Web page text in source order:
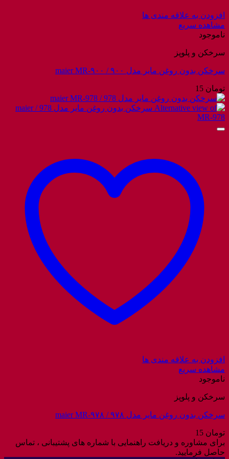
افزودن به علاقه مندی ها
مشاهده سریع
ناموجود
سرخکن و پلوپز
سرخکن بدون روغن مایر مدل ۹۰۰ / maier MR-۹۰۰
تومان
افزودن به علاقه مندی ها
مشاهده سریع
ناموجود
سرخکن و پلوپز
سرخکن بدون روغن مایر مدل ۹۷۸ / maier MR-۹۷۸
تومان
برای مشاوره و دریافت راهنمایی با شماره های پشتیبانی ، تماس
حاصل فرمایید.